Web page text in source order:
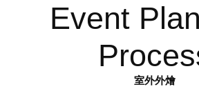
Event
室外外燴